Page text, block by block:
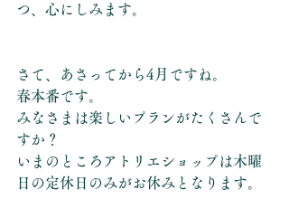
つ、心にしみます。
さて、あさってから4月ですね。
春本番です。
みなさまは楽しいプランがたくさんで
すか？
いまのところアトリエショップは木曜
日の定休日のみがお休みとなります。